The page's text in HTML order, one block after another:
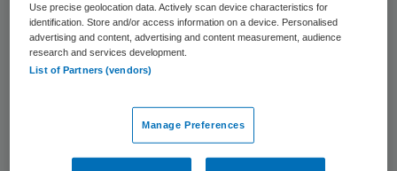
bekend.
Het jongetje werd dinsdagavond gevonden
Dordrecht. Hij werd gevonden door de 34-
jarige vriendin van de vader. De man is nog
niet gelokaliseerd. De politie wil hem
Use precise geolocation data. Actively scan device characteristics for
identification. Store and/or access information on a device. Personalised
advertising and content, advertising and content measurement, audience
research and services development.
List of Partners (vendors)
Manage Preferences